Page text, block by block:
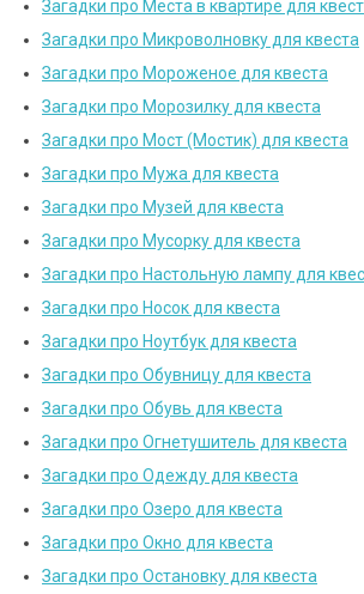
Загадки про Места в квартире для
Загадки про Микроволновку для квеста
Загадки про Мороженое для квеста
Загадки про Морозилку для квеста
Загадки про Мост (Мостик) для квеста
Загадки про Мужа для квеста
Загадки про Музей для квеста
Загадки про Мусорку для квеста
Загадки про Настольную лампу для
Загадки про Носок для квеста
Загадки про Ноутбук для квеста
Загадки про Обувницу для квеста
Загадки про Обувь для квеста
Загадки про Огнетушитель для квеста
Загадки про Одежду для квеста
Загадки про Озеро для квеста
Загадки про Окно для квеста
Загадки про Остановку для квеста